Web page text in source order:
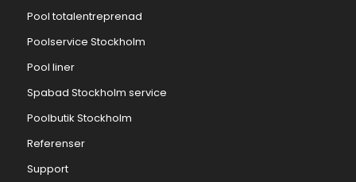
Pool totalentreprenad
Poolservice Stockholm
Pool liner
Spabad Stockholm service
Poolbutik Stockholm
Referenser
Support